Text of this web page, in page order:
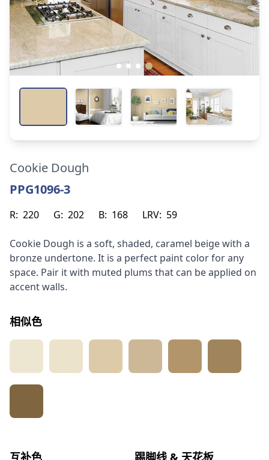
Cookie Dough
PPG1096-3
R: 220 G: 202 B: 168 LRV: 59
Cookie Dough is a soft, shaded, caramel beige with a
bronze undertone. It is a perfect paint color for any
space. Pair it with muted plums that can be applied on
accent walls.
相似色
互补色 踢脚线 & 天花板